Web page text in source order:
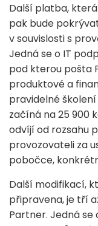
Další platba,
pak bude
v souvislosti s
Jedná se o IT
pod kterou pošta
produktové a
pravidelné
začíná na 25 900
odvíjí od rozsahu
provozovateli za
pobočce,
Další modifikací,
připravena, je tří
Partner. Jedná